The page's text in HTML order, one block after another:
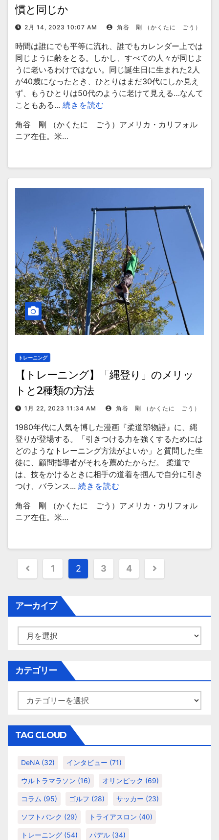
慣と同じか
2月 14, 2023 10:07 AM 角谷 剛 （かくたに ごう）
時間は誰にでも平等に流れ、誰でもカレンダー上では
同じように齢をとる。しかし、すべての人々が同じよ
うに老いるわけではない。同じ誕生日に生まれた2人
が40歳になったとき、ひとりはまだ30代にしか見え
ず、もうひとりは50代のように老けて見える…なんて
こともある... 続きを読む
角谷 剛 （かくたに ごう）アメリカ・カリフォル
ニア在住。米…
トレーニング
【トレーニング】「縄登り」のメリッ
トと2種類の方法
1月 22, 2023 11:34 AM 角谷 剛 （かくたに ごう）
1980年代に人気を博した漫画『柔道部物語』に、縄
登りが登場する。「引きつける力を強くするためには
どのようなトレーニング方法がよいか」と質問した生
徒に、顧問指導者がそれを薦めたからだ。 柔道で
は、技をかけるときに相手の道着を掴んで自分に引き
つけ、バランス... 続きを読む
角谷 剛 （かくたに ごう）アメリカ・カリフォル
ニア在住。米…
投
ナ
ビ
ゲ
ー
シ
ョ
ン
1 2 3 4
アーカイブ
ー
イ
ブ
カテゴリー
テ
リ
ー
TAG CLOUD
DeNA (32) インタビュー (71)
ウルトラマラソン (16) オリンピック (69)
コラム (95) ゴルフ (28) サッカー (23)
ソフトバンク (29) トライアスロン (40)
トレーニング (54) パデル (34)